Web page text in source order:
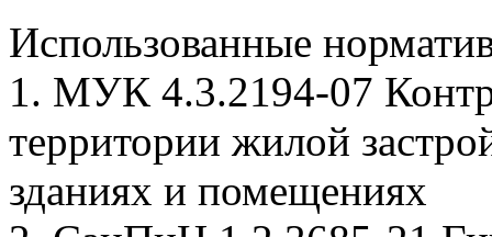
Использованные
1. МУК 4.3.2194-07
территории жилой
зданиях и помещениях